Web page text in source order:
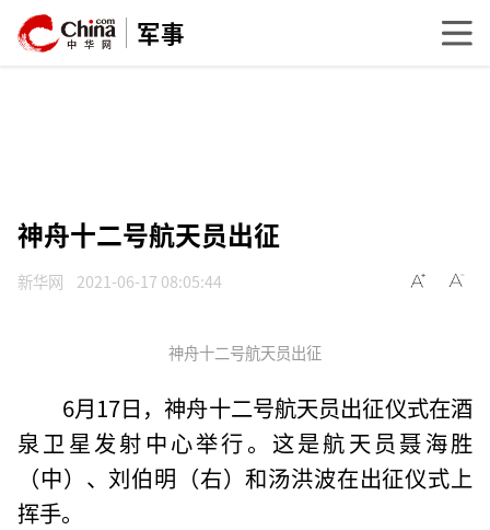
军事
神舟十二号航天员出征
新华网 2021-06-17 08:05:44
神舟十二号航天员出征
6月17日，神舟十二号航天员出征仪式在酒
泉卫星发射中心举行。这是航天员聂海胜
（中）、刘伯明（右）和汤洪波在出征仪式上
挥手。